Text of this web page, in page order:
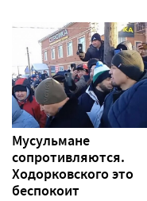
Мусульмане
сопротивляются.
Ходорковского это
беспокоит